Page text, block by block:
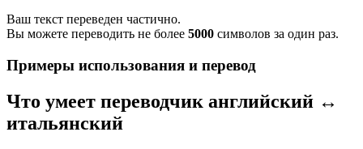
Ваш текст переведен частично.
Вы можете переводить не более 5000 символов за один раз.
Примеры использования и перевод
Что умеет переводчик английский ↔
итальянский